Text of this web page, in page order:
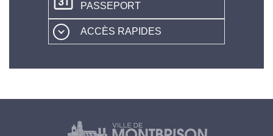
PASSEPORT
ACCÈS RAPIDES